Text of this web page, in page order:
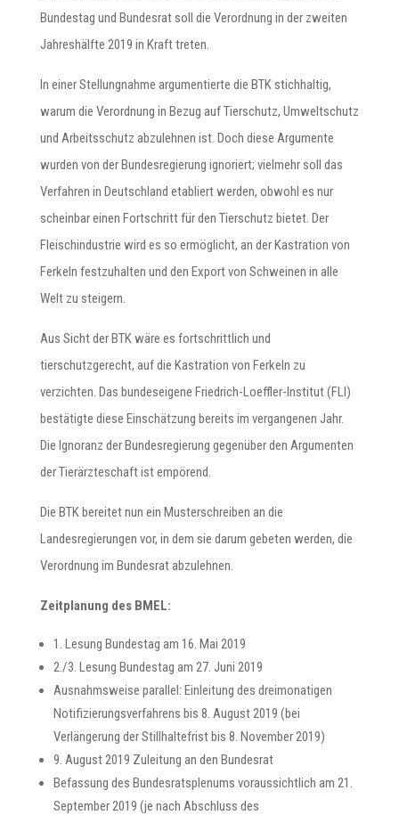
Bundestag und Bundesrat soll die Verordnung in der zweiten
Jahreshälfte 2019 in Kraft treten.
In einer Stellungnahme argumentierte die BTK stichhaltig,
warum die Verordnung in Bezug auf Tierschutz, Umweltschutz
und Arbeitsschutz abzulehnen ist. Doch diese Argumente
wurden von der Bundesregierung ignoriert; vielmehr soll das
Verfahren in Deutschland etabliert werden, obwohl es nur
scheinbar einen Fortschritt für den Tierschutz bietet. Der
Fleischindustrie wird es so ermöglicht, an der Kastration von
Ferkeln festzuhalten und den Export von Schweinen in alle
Welt zu steigern.
Aus Sicht der BTK wäre es fortschrittlich und
tierschutzgerecht, auf die Kastration von Ferkeln zu
verzichten. Das bundeseigene Friedrich-Loeffler-Institut (FLI)
bestätigte diese Einschätzung bereits im vergangenen Jahr.
Die Ignoranz der Bundesregierung gegenüber den Argumenten
der Tierärzteschaft ist empörend.
Die BTK bereitet nun ein Musterschreiben an die
Landesregierungen vor, in dem sie darum gebeten werden, die
Verordnung im Bundesrat abzulehnen.
Zeitplanung des BMEL:
1. Lesung Bundestag am 16. Mai 2019
2./3. Lesung Bundestag am 27. Juni 2019
Ausnahmsweise parallel: Einleitung des dreimonatigen
Notifizierungsverfahrens bis 8. August 2019 (bei
Verlängerung der Stillhaltefrist bis 8. November 2019)
9. August 2019 Zuleitung an den Bundesrat
Befassung des Bundesratsplenums voraussichtlich am 21.
September 2019 (je nach Abschluss des